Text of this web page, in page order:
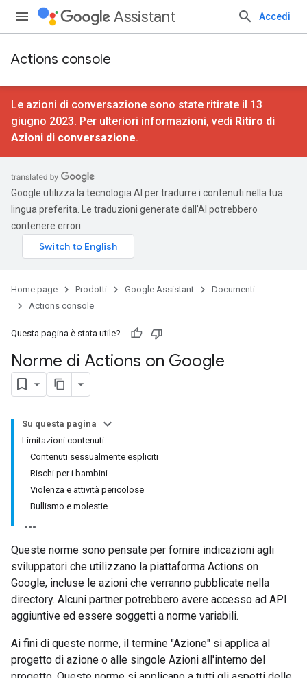
Assistant Accedi
Actions console
Le azioni di conversazione sono state ritirate il 13
giugno 2023. Per ulteriori informazioni, vedi Ritiro di
Azioni di conversazione.
Google utilizza la tecnologia AI per tradurre i contenuti nella tua
lingua preferita. Le traduzioni generate dall'AI potrebbero
contenere errori.
Home page Prodotti Google Assistant
Documenti
Actions console
Questa pagina è stata utile?
Norme di Actions on Google
Su questa pagina
Limitazioni contenuti
Contenuti sessualmente espliciti
Rischi per i bambini
Violenza e attività pericolose
Bullismo e molestie
Queste norme sono pensate per fornire indicazioni agli
sviluppatori che utilizzano la piattaforma Actions on
Google, incluse le azioni che verranno pubblicate nella
directory. Alcuni partner potrebbero avere accesso ad API
aggiuntive ed essere soggetti a norme variabili.
Ai fini di queste norme, il termine "Azione" si applica al
progetto di azione o alle singole Azioni all'interno del